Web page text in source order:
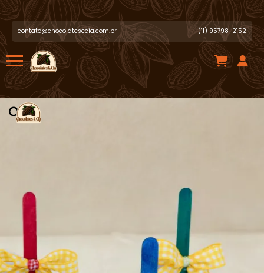
contato@chocolatesecia.com.br (11) 95798-2152
KESLEY S.acabou de comprar!
Caixa de Bombons com Wisky
Há algumas horas